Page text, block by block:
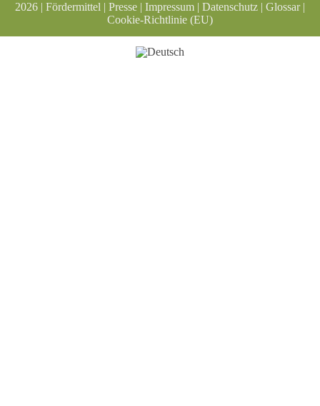
2026 | Fördermittel | Presse | Impressum | Datenschutz | Glossar|
Cookie-Richtlinie (EU)